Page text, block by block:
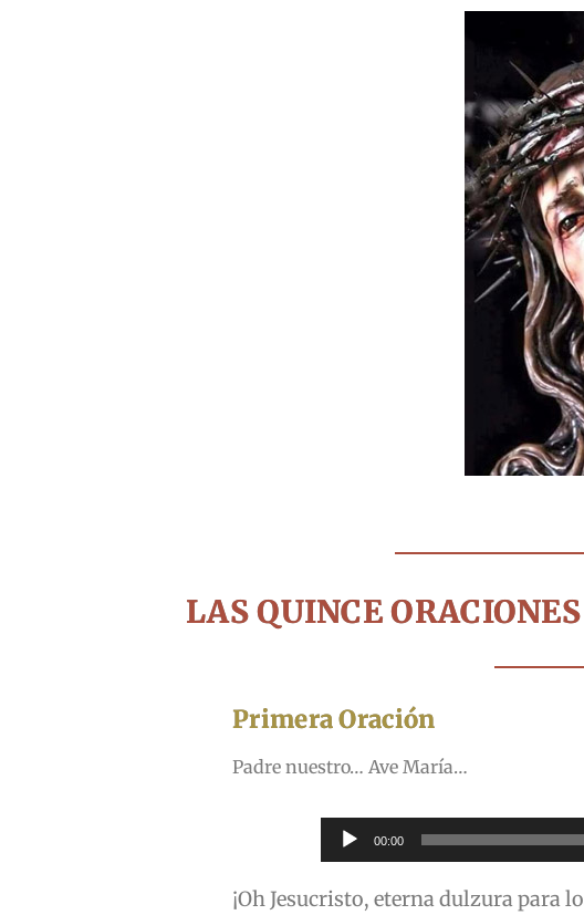
LAS QUINCE
Primera Oración
Padre nuestro… Ave María…
Reproductor
de
00:00
¡Oh Jesucristo, eterna dulzura para